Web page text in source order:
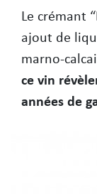
Le crémant
ajout de
marno-
ce vin
années de